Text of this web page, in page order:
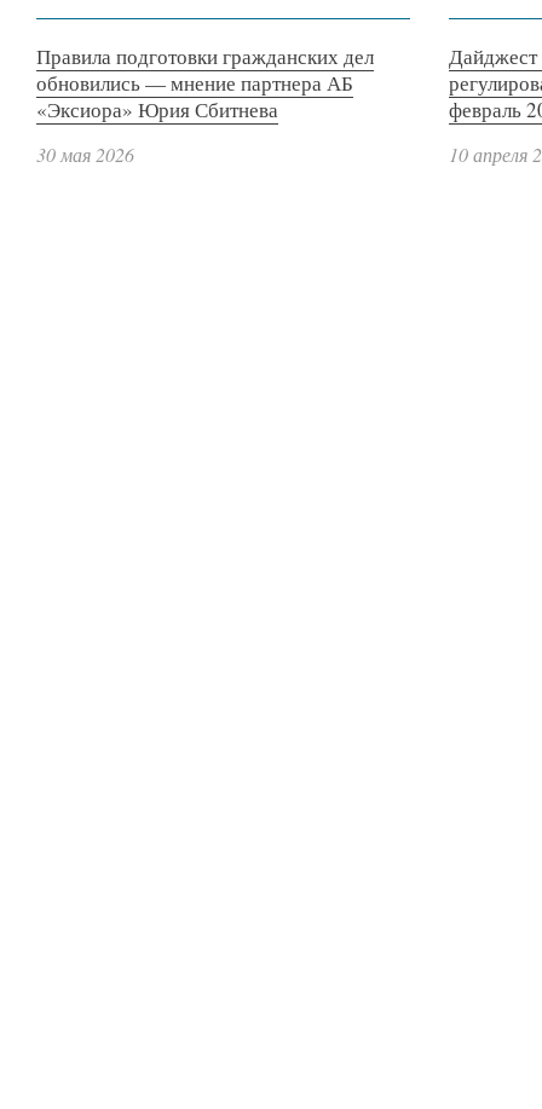
Правила подготовки гражданских дел
обновились — мнение партнера АБ
«Эксиора» Юрия Сбитнева
30 мая 2026
Дайджест
февраль
10 апреля